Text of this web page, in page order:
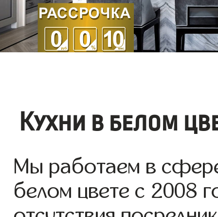
Кухни в белом
Мы работаем в
белом цвете с 2008